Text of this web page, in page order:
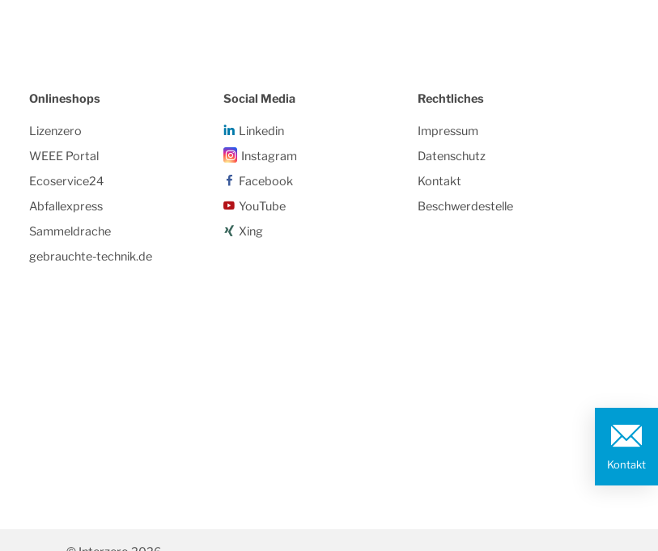
Kontakt
Onlineshops
Lizenzero
WEEE Portal
Ecoservice24
Abfallexpress
Sammeldrache
gebrauchte-technik.de
Social Media
Linkedin
Instagram
Facebook
YouTube
Xing
Rechtliches
Impressum
Datenschutz
Kontakt
Beschwerdestelle